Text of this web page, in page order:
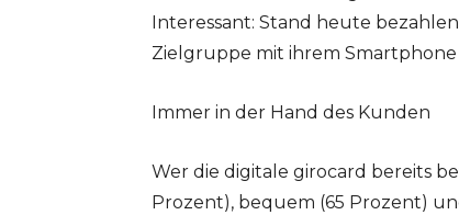
Interessant: Stand heute
Zielgruppe mit ihrem Smartphone
Immer in der Hand des Kunden
Wer die digitale girocard bereits
Prozent), bequem (65 Prozent)